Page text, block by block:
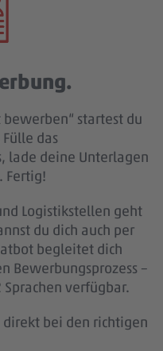
startest du
das
lade deine Unterlagen
Fertig!
Logistikstellen geht
du dich auch per
begleitet dich
Bewerbungsprozess –
verfügbar.
bei den richtigen